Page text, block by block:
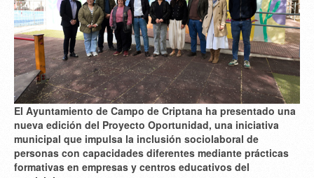
El Ayuntamiento de Campo de Criptana ha presentado una
nueva edición del Proyecto Oportunidad, una iniciativa
municipal que impulsa la inclusión sociolaboral de
personas con capacidades diferentes mediante prácticas
formativas en empresas y centros educativos del